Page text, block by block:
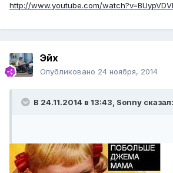
http://www.youtube.com/
Эйх
Опубликовано 24 ноября, 2014
В 24.11.2014 в 13:43, Sonny сказал: